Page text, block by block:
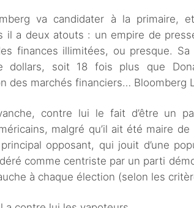
va candidater à la primaire,
il a deux atouts : un empire de
finances illimitées, ou presque.
dollars, soit 18 fois plus que
des marchés financiers… Bloomberg
contre lui le fait d’être un
malgré qu’il ait été maire
opposant, qui jouit d’une
comme centriste par un parti
à chaque élection (selon les